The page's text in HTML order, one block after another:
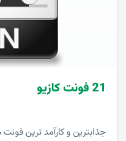
21 فونت کازيو